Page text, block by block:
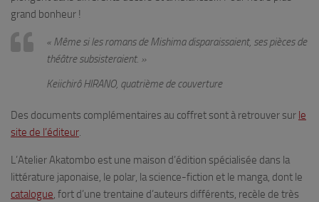
grand bonheur !
« Même si les romans de Mishima disparaissaient, ses pièces de
théâtre subsisteraient. »
Keiichirô HIRANO, quatrième de couverture
Des documents complémentaires au coffret sont à retrouver sur le
site de l’éditeur.
L’Atelier Akatombo est une maison d’édition spécialisée dans la
littérature japonaise, le polar, la science-fiction et le manga, dont le
catalogue, fort d’une trentaine d’auteurs différents, recèle de très